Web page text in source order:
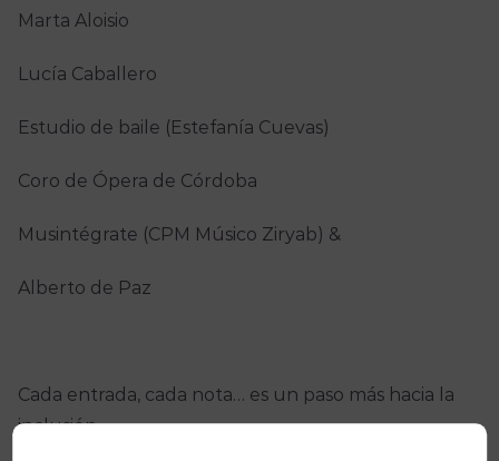
Marta Aloisio
Lucía Caballero
Estudio de baile (Estefanía Cuevas)
Coro de Ópera de Córdoba
Musintégrate (CPM Músico Ziryab) &
Alberto de Paz
Cada entrada, cada nota… es un paso más hacia la
inclusión.